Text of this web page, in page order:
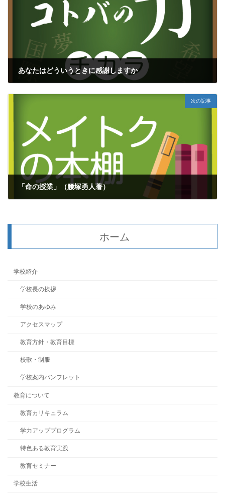
あなたはどういうときに感謝しますか
次の記事
「命の授業」（腰塚勇人著）
ホーム
学校紹介
学校長の挨拶
学校のあゆみ
アクセスマップ
教育方針・教育目標
校歌・制服
学校案内パンフレット
教育について
教育カリキュラム
学力アッププログラム
特色ある教育実践
教育セミナー
学校生活